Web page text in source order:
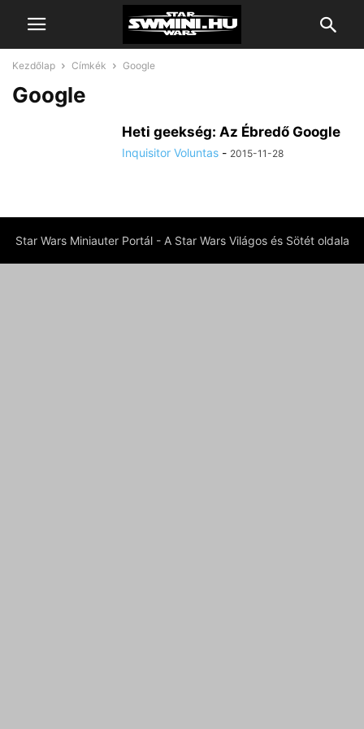
Kezdőlap Címkék Google
Google
Heti geekség: Az Ébredő Google
Inquisitor Voluntas - 2015-11-28
Star Wars Miniauter Portál - A Star Wars Világos és Sötét oldala